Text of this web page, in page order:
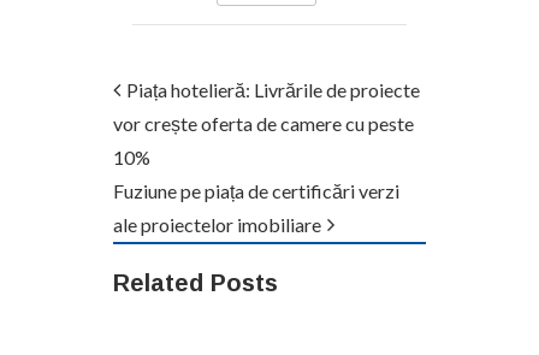
Piața hotelieră: Livrările de proiecte
vor crește oferta de camere cu peste
10%
Fuziune pe piața de certificări verzi
ale proiectelor imobiliare
Related Posts